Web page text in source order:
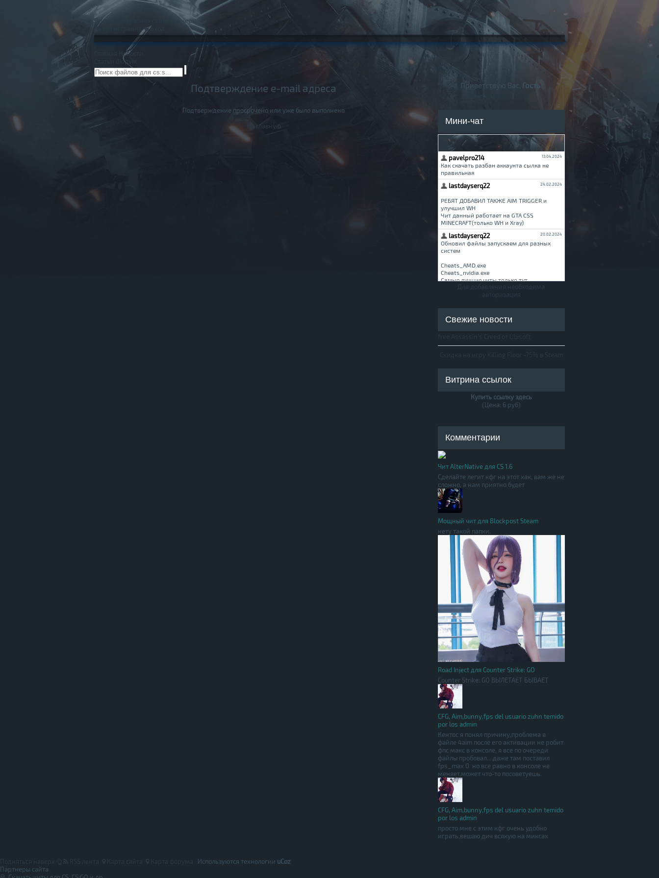
Правила
Баннеры
Вход
Новости
Форум
Подтверждение e-mail адреса
Подтверждение просрочено или уже было выполнено
На главную
Приветствую Вас, Гость!
Мини-чат
Свежие новости
Витрина ссылок
Купить ссылку здесь
(Цена: 6 руб)
Комментарии
Чит AlterNative для CS 1.6
Сделайте легит кфг на этот хак, вам же не
сложно, а нам приятно будет
Мощный чит для Blockpost Steam
нету такой папки.
Road Inject для Counter Strike: GO
Counter Strike: GO ВЫЛЕТАЕТ БЫВАЕТ
CFG, Aim,bunny,fps del usuario zuhn temido
por los admin
Кентос я понял причину,проблема в
файле 4aim после его активации не робит
фпс макс в консоле, я все по очереди
файлы пробовал....даже там поставил
fps_max 0 но все равно в консоле не
меняет,может что-то посоветуешь.
CFG, Aim,bunny,fps del usuario zuhn temido
por los admin
просто мне с этим кфг очень удобно
играть,вешаю дич всякую на миксах
Используются технологии uCoz
Партнеры сайта